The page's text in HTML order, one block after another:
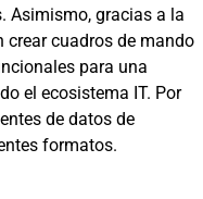
Asimismo, gracias a la
crear cuadros de mando
para una
el ecosistema IT. Por
de datos de
formatos.